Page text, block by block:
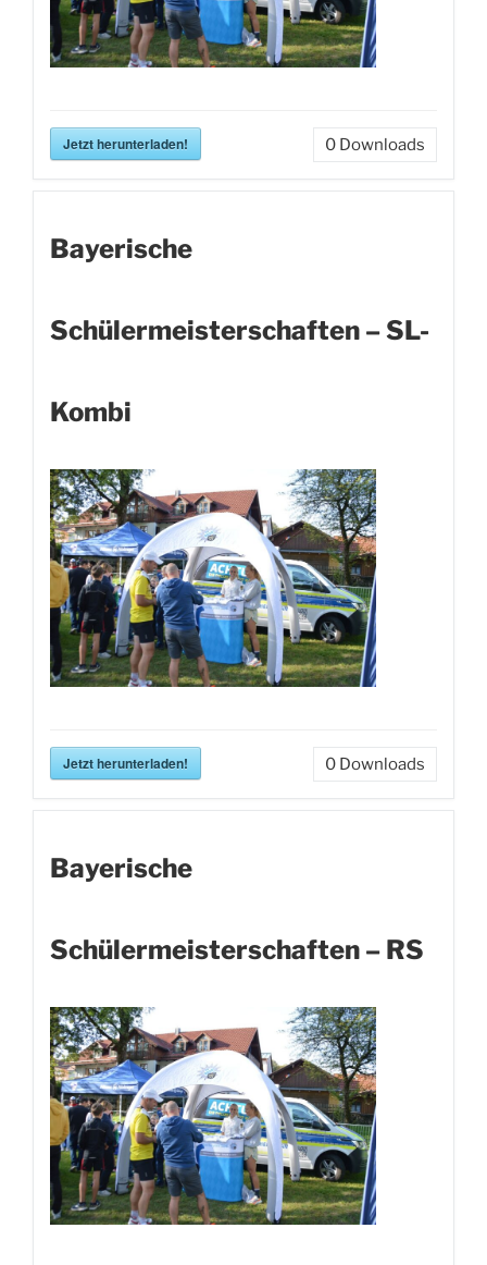
Jetzt herunterladen! 0 Downloads
Bayerische
Schülermeisterschaften – SL-
Kombi
Jetzt herunterladen! 0 Downloads
Bayerische
Schülermeisterschaften – RS